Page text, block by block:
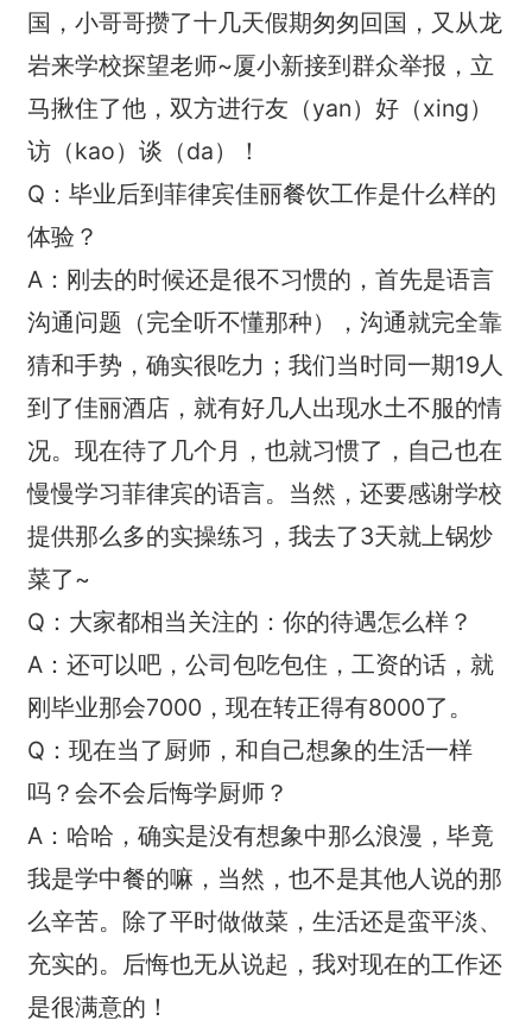
国，小哥哥攒了十几天假期匆匆回国，又从龙
岩来学校探望老师~厦小新接到群众举报，立
马揪住了他，双方进行友（yan）好（xing）
访（kao）谈（da）！
Q：毕业后到菲律宾佳丽餐饮工作是什么样的
体验？
A：刚去的时候还是很不习惯的，首先是语言
沟通问题（完全听不懂那种），沟通就完全靠
猜和手势，确实很吃力；我们当时同一期19人
到了佳丽酒店，就有好几人出现水土不服的情
况。现在待了几个月，也就习惯了，自己也在
慢慢学习菲律宾的语言。当然，还要感谢学校
提供那么多的实操练习，我去了3天就上锅炒
菜了~
Q：大家都相当关注的：你的待遇怎么样？
A：还可以吧，公司包吃包住，工资的话，就
刚毕业那会7000，现在转正得有8000了。
Q：现在当了厨师，和自己想象的生活一样
吗？会不会后悔学厨师？
A：哈哈，确实是没有想象中那么浪漫，毕竟
我是学中餐的嘛，当然，也不是其他人说的那
么辛苦。除了平时做做菜，生活还是蛮平淡、
充实的。后悔也无从说起，我对现在的工作还
是很满意的！